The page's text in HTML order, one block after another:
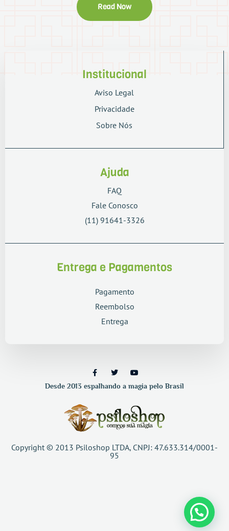
Read Now
Institucional
Aviso Legal
Privacidade
Sobre Nós
Ajuda
FAQ
Fale Conosco
(11) 91641-3326
Entrega e Pagamentos
Pagamento
Reembolso
Entrega
Desde 2013 espalhando a magia pelo Brasil
Copyright © 2013 Psiloshop LTDA, CNPJ: 47.633.314/0001-
95